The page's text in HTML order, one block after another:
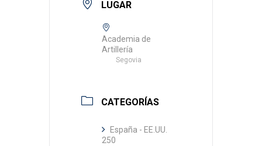
LUGAR
Academia de
Artillería
Segovia
CATEGORÍAS
España - EE.UU.
250